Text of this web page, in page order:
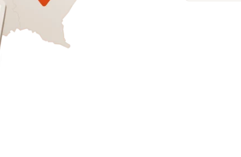
Zamów dietę!